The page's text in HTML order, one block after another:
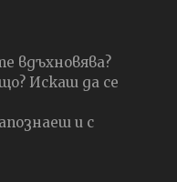
вдъхновява?
Искаш да се
и с